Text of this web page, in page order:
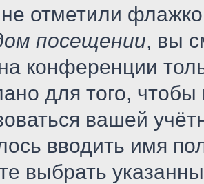
отметили
посещении, вы
конференции
для того, чтобы
вашей
вводить имя
выбрать